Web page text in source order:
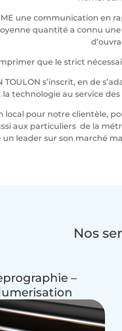
une communication en
quantité a connu
que le strict
TOULON s’inscrit, en de
technologie au service
local pour notre clientèle,
aux particuliers de la
leader sur son marché
Nos
–